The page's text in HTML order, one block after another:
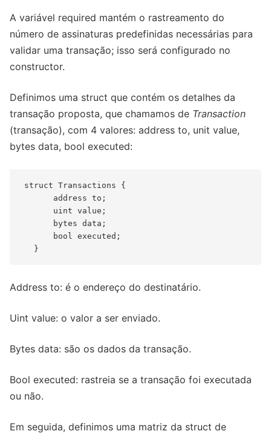
A variável required mantém o rastreamento do
número de assinaturas predefinidas necessárias para
validar uma transação; isso será configurado no
constructor.
Definimos uma struct que contém os detalhes da
transação proposta, que chamamos de Transaction
(transação), com 4 valores: address to, unit value,
bytes data, bool executed:
struct Transactions {
       address to;
       uint value;
       bytes data;
       bool executed;
Address to: é o endereço do destinatário.
Uint value: o valor a ser enviado.
Bytes data: são os dados da transação.
Bool executed: rastreia se a transação foi executada
ou não.
Em seguida, definimos uma matriz da struct de